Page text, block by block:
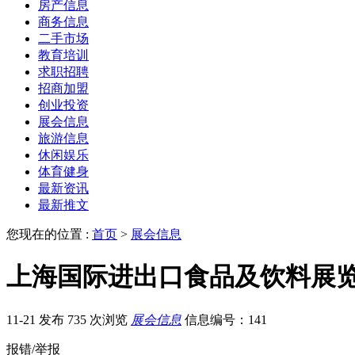
房产信息
商务信息
二手市场
教育培训
求职招聘
招商加盟
创业投资
展会信息
旅游信息
休闲娱乐
体育健身
最新资讯
最新推文
您现在的位置 : 首页 > 展会信息
上海国际进出口食品及饮料展
11-21 发布 735 次浏览 展会信息 信息编号：141
报错/举报